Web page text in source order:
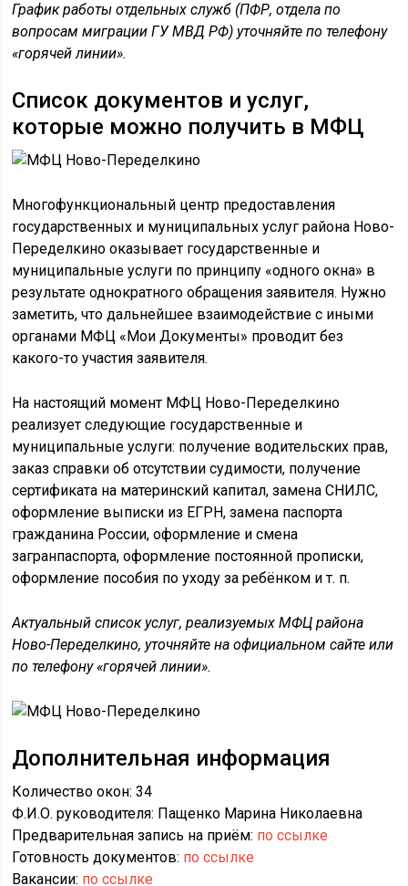
График работы отдельных служб (ПФР, отдела по
вопросам миграции ГУ МВД РФ) уточняйте по телефону
«горячей линии».
Список документов и услуг,
которые можно получить в МФЦ
Многофункциональный центр предоставления
государственных и муниципальных услуг района Ново-
Переделкино оказывает государственные и
муниципальные услуги по принципу «одного окна» в
результате однократного обращения заявителя. Нужно
заметить, что дальнейшее взаимодействие с иными
органами МФЦ «Мои Документы» проводит без
какого-то участия заявителя.
На настоящий момент МФЦ Ново-Переделкино
реализует следующие государственные и
муниципальные услуги: получение водительских прав,
заказ справки об отсутствии судимости, получение
сертификата на материнский капитал, замена СНИЛС,
оформление выписки из ЕГРН, замена паспорта
гражданина России, оформление и смена
загранпаспорта, оформление постоянной прописки,
оформление пособия по уходу за ребёнком и т. п.
Актуальный список услуг, реализуемых МФЦ района
Ново-Переделкино, уточняйте на официальном сайте или
по телефону «горячей линии».
Дополнительная информация
Количество окон: 34
Ф.И.О. руководителя: Пащенко Марина Николаевна
Предварительная запись на приём: по ссылке
Готовность документов: по ссылке
Вакансии: по ссылке